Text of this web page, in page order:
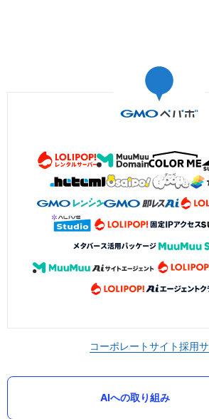
コーポレートサイト採用
AIへの取り組み